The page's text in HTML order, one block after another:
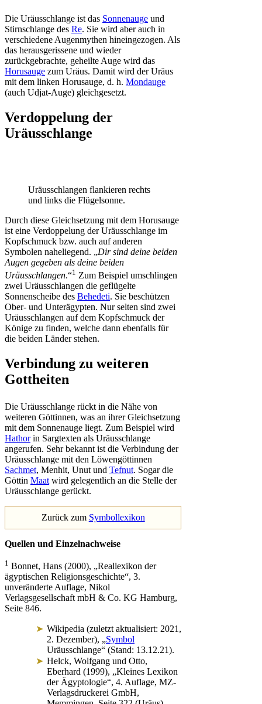
Die Uräusschlange ist das Sonnenauge und
Stirnschlange des Re. Sie wird aber auch in
verschiedene Augenmythen hineingezogen. Als
das herausgerissene und wieder
zurückgebrachte, geheilte Auge wird das
Horusauge zum Uräus. Damit wird der Uräus
mit dem linken Horusauge, d. h. Mondauge
(auch Udjat-Auge) gleichgesetzt.
Verdoppelung der
Uräusschlange
Uräusschlangen flankieren rechts
und links die Flügelsonne.
Durch diese Gleichsetzung mit dem Horusauge
ist eine Verdoppelung der Uräusschlange im
Kopfschmuck bzw. auch auf anderen
Symbolen naheliegend. „Dir sind deine beiden
Augen gegeben als deine beiden
Uräusschlangen.“1 Zum Beispiel umschlingen
zwei Uräusschlangen die geflügelte
Sonnenscheibe des Behedeti. Sie beschützen
Ober- und Unterägypten. Nur selten sind zwei
Uräusschlangen auf dem Kopfschmuck der
Könige zu finden, welche dann ebenfalls für
die beiden Länder stehen.
Verbindung zu weiteren
Gottheiten
Die Uräusschlange rückt in die Nähe von
weiteren Göttinnen, was an ihrer Gleichsetzung
mit dem Sonnenauge liegt. Zum Beispiel wird
Hathorin Sargtexten als Uräusschlange
angerufen. Sehr bekannt ist die Verbindung der
Uräusschlange mit den Löwengöttinnen
Sachmet, Menhit, Unut und Tefnut. Sogar die
Göttin Maat wird gelegentlich an die Stelle der
Uräusschlange gerückt.
Zurück zum Symbollexikon
Quellen und Einzelnachweise
1 Bonnet, Hans (2000), „Reallexikon der
ägyptischen Religionsgeschichte“, 3.
unveränderte Auflage, Nikol
Verlagsgesellschaft mbH & Co. KG Hamburg,
Seite 846.
Wikipedia (zuletzt aktualisiert: 2021,
2. Dezember), „Symbol
Uräusschlange“ (Stand: 13.12.21).
Helck, Wolfgang und Otto,
Eberhard (1999), „Kleines Lexikon
der Ägyptologie“, 4. Auflage, MZ-
Verlagsdruckerei GmbH,